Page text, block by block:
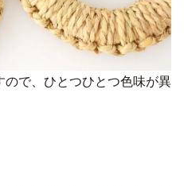
で、ひとつひとつ色味が異